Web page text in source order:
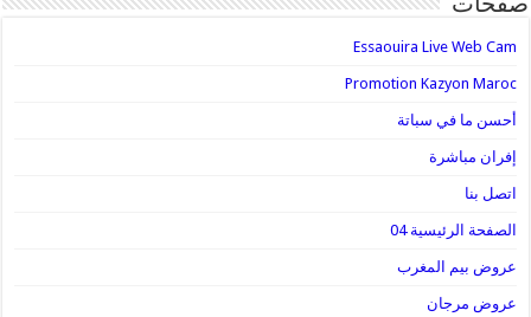
صفحات
Essaouira Live Web Cam
Promotion Kazyon Maroc
أحسن ما في سباتة
إفران مباشرة
اتصل بنا
الصفحة الرئيسية 04
عروض بيم المغرب
عروض مرجان